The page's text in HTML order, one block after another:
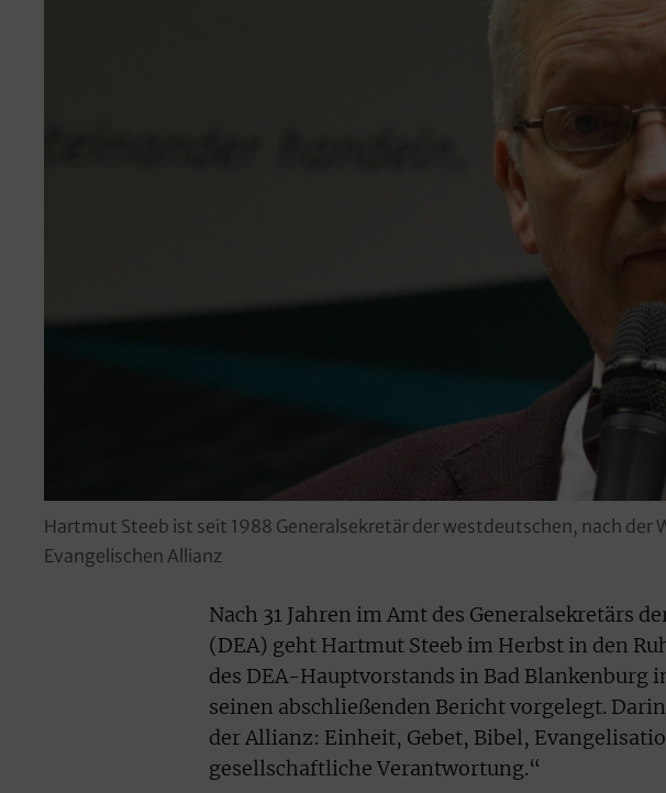
Hartmut Steeb ist seit 1988 Generalsekretär der westdeutschen, nach
Evangelischen Allianz
Nach 31 Jahren im Amt des Generalsekretärs
(DEA) geht Hartmut Steeb im Herbst in den
des DEA-Hauptvorstands in Bad Blankenburg
seinen abschließenden Bericht vorgelegt.
der Allianz: Einheit, Gebet, Bibel,
gesellschaftliche Verantwortung.“